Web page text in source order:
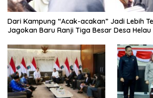
Dari Kampung “Acak-acakan” Jadi Lebih
Jagokan Baru Ranji Tiga Besar Desa Helau